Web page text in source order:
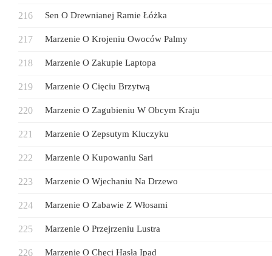
Sen O Drewnianej Ramie Łóżka
Marzenie O Krojeniu Owoców Palmy
Marzenie O Zakupie Laptopa
Marzenie O Cięciu Brzytwą
Marzenie O Zagubieniu W Obcym Kraju
Marzenie O Zepsutym Kluczyku
Marzenie O Kupowaniu Sari
Marzenie O Wjechaniu Na Drzewo
Marzenie O Zabawie Z Włosami
Marzenie O Przejrzeniu Lustra
Marzenie O Chęci Hasła Ipad